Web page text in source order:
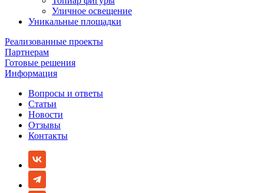
Уличное освещение
Уникальные площадки
Реализованные проекты
Партнерам
Готовые решения
Информация
Вопросы и ответы
Статьи
Новости
Отзывы
Контакты